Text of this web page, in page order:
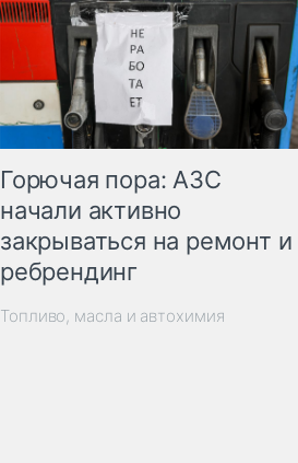
Горючая пора: АЗС
начали активно
закрываться на ремонт и
ребрендинг
Топливо, масла и автохимия